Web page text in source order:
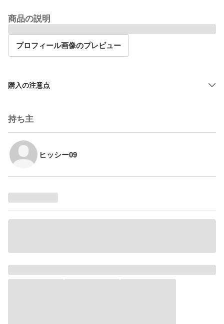
商品の説明
プロフィール画像のプレビュー
購入の注意点
持ち主
ヒッシー09